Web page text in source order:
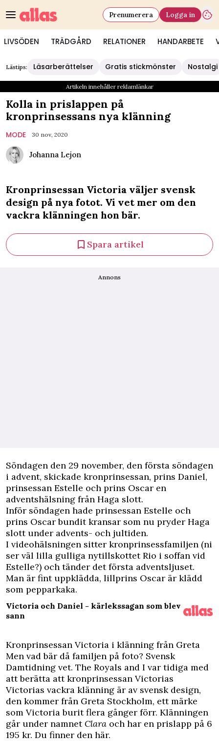
LIVSÖDEN TRÄDGÅRD RELATIONER HANDARBETE
Prenumerera Logga in
Lästips: Läsarberättelser Gratis stickmönster Nostalgi
Artikeln innehåller reklamlänkar
Kolla in prislappen på
kronprinsessans nya klänning
MODE 30 nov, 2020
Johanna Lejon
Kronprinsessan Victoria väljer svensk
design på nya fotot. Vi vet mer om den
vackra klänningen hon bär.
Spara artikel
Annons
Söndagen den 29 november, den första söndagen
i advent, skickade kronprinsessan, prins Daniel,
prinsessan Estelle och prins Oscar en
adventshälsning från Haga slott.
Inför söndagen hade prinsessan Estelle och
prins Oscar bundit kransar som nu pryder Haga
slott under advents- och jultiden.
I videohälsningen sitter kronprinsessfamiljen (ni
ser väl lilla gulliga nytillskottet Rio i soffan vid
Estelle?) och tänder det första adventsljuset.
Man är fint uppklädda, lillprins Oscar är klädd
som pepparkaka.
Victoria och Daniel - kärlekssagan som blev
sann
Kronprinsessan Victoria i klänning från Greta
Men vad bär då familjen på foto? Svensk
Damtidning vet. The Royals and I var tidiga med
att berätta att kronprinsessan Victorias
Victorias vackra klänning är av svensk design,
den kommer från Greta Stockholm, ett märke
som Victoria burit flera gånger förr. Klänningen
går under namnetClara och har en prislapp på 6
195 kr. Du finner den här.